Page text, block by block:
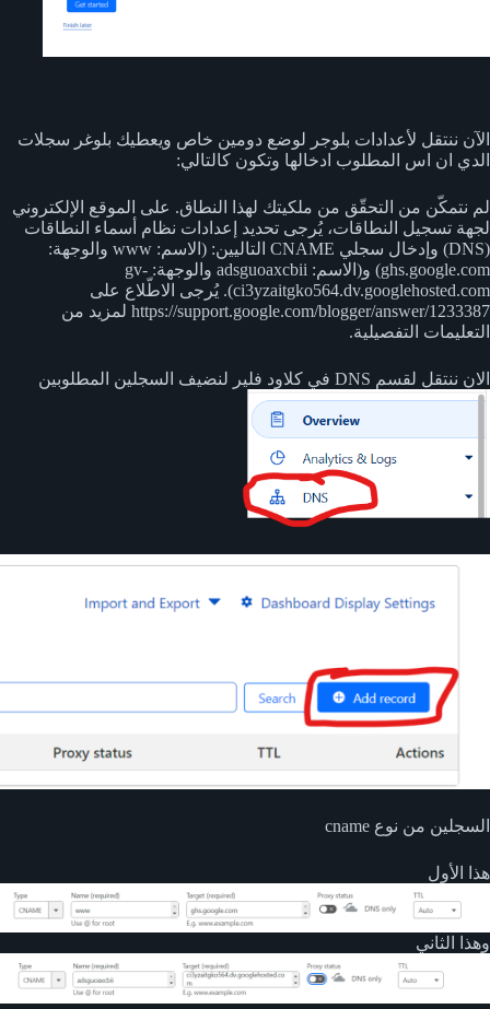
الآن ننتقل لأعدادات بلوجر لوضع دومين خاص ويعطيك بلوغر سجلات
الدي ان اس المطلوب ادخالها وتكون كالتالي:
‏لم نتمكّن من التحقّق من ملكيتك لهذا النطاق. على الموقع الإلكتروني
لجهة تسجيل النطاقات، يُرجى تحديد إعدادات نظام أسماء النطاقات
(DNS) وإدخال سجلي CNAME التاليين: (الاسم: www والوجهة:
ghs.google.com) و(الاسم: adsguoaxcbii والوجهة: gv-
ci3yzaitgko564.dv.googlehosted.com). يُرجى الاطّلاع على
https://support.google.com/blogger/answer/1233387 لمزيد من
التعليمات التفصيلية.
الان ننتقل لقسم DNS في كلاود فلير لنضيف السجلين المطلوبين
السجلين من نوع cname
هذا الأول
وهذا الثاني